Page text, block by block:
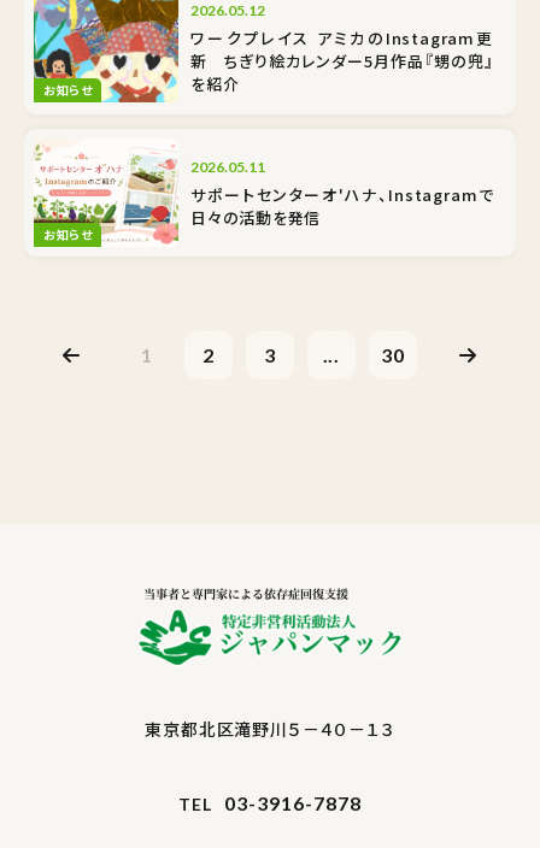
お知らせ
2026.05.12
ワークプレイス アミカのInstagram更
新 ちぎり絵カレンダー5月作品『甥の兜』
を紹介
お知らせ
2026.05.11
サポートセンターオ'ハナ、Instagramで
日々の活動を発信
1 2 3 ... 30
東京都北区滝野川５－４０－１３
TEL 03-3916-7878